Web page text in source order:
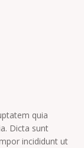
quia
Dicta sunt
incididunt ut